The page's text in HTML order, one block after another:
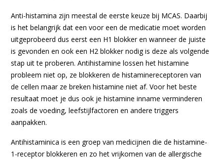
Anti-histamina zijn meestal de eerste keuze bij MCAS. Daarbij
is het belangrijk dat een voor een de medicatie moet worden
uitgeprobeerd dus eerst een H1 blokker en wanneer de juiste
is gevonden en ook een H2 blokker nodig is deze als volgende
stap uit te proberen. Antihistamine lossen het histamine
probleem niet op, ze blokkeren de histaminereceptoren van
de cellen maar ze breken histamine niet af. Voor het beste
resultaat moet je dus ook je histamine inname verminderen
zoals de voeding, leefstijlfactoren en andere triggers
aanpakken.
Antihistaminica is een groep van medicijnen die de histamine-
1-receptor blokkeren en zo het vrijkomen van de allergische